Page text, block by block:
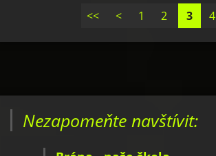
<< < 1 2 3 4
Nezapomeňte navštívit: